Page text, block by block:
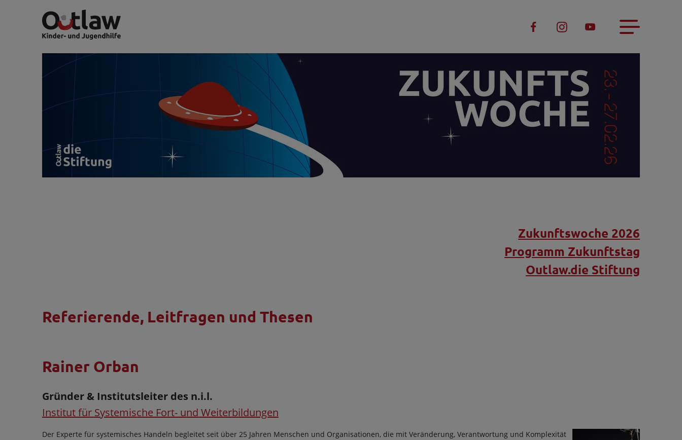
Zukunftswoche 2026
Programm Zukunftstag
Outlaw.die Stiftung
Referierende, Leitfragen und Thesen
Rainer Orban
Gründer & Institutsleiter des n.i.l.
Institut für Systemische Fort- und Weiterbildungen
Der Experte für systemisches Handeln begleitet seit über 25 Jahren Menschen und Organisationen, die mit Veränderung, Verantwortung und Komplexität